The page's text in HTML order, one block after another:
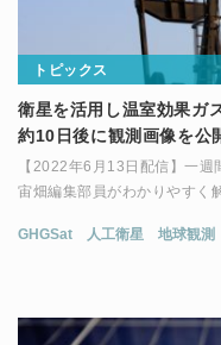
トピックス
衛星を活用し温室効果ガ
約10日後に観測画像を公
【2022年6月13日配信】一
宙畑編集部員がわかりやすく
GHGSat 人工衛星 地球観測